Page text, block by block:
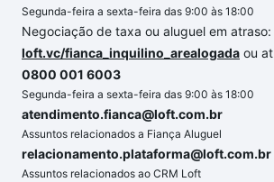
Segunda-feira a sexta-feira das 9:00 às 18:00
Negociação de taxa ou aluguel em atraso:
loft.vc/fianca_inquilino_arealogada ou
0800 001 6003
Segunda-feira a sexta-feira das 9:00 às 18:00
atendimento.fianca@loft.com.br
Assuntos relacionados a Fiança Aluguel
relacionamento.plataforma@loft.com.br
Assuntos relacionados ao CRM Loft